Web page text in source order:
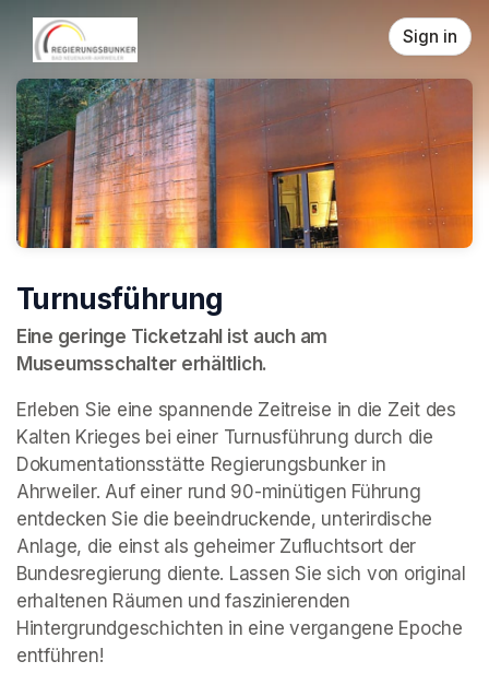
Skip header
Sign in
Turnusführung
Eine geringe Ticketzahl ist auch am
Museumsschalter erhältlich.
Erleben Sie eine spannende Zeitreise in die Zeit des
Kalten Krieges bei einer Turnusführung durch die
Dokumentationsstätte Regierungsbunker in
Ahrweiler. Auf einer rund 90-minütigen Führung
entdecken Sie die beeindruckende, unterirdische
Anlage, die einst als geheimer Zufluchtsort der
Bundesregierung diente. Lassen Sie sich von original
erhaltenen Räumen und faszinierenden
Hintergrundgeschichten in eine vergangene Epoche
entführen!